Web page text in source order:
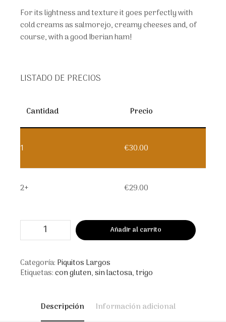
For its lightness and texture it goes perfectly with
cold creams as salmorejo, creamy cheeses and, of
course, with a good Iberian ham!
LISTADO DE PRECIOS
Cantidad Precio
1 €30.00
2+ €29.00
Piquitos
Hechos
Mano
cantidad
Añadir al carrito
Categoría: Piquitos Largos
Etiquetas:con gluten,sin lactosa,trigo
Descripción Información adicional